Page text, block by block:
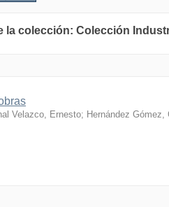
la colección: Colección
Velazco, Ernesto; Hernández Gómez,